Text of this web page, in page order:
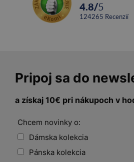
4.8/5
124265 recenzií
Pripoj sa do
a získaj 10€ pri nákupoch v
Chcem novinky o:
Dámska kolekcia
Pánska kolekcia